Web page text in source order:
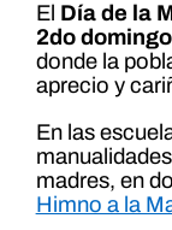
El Día de la
2do
donde la
aprecio y
En las
madres, en
Himno a la